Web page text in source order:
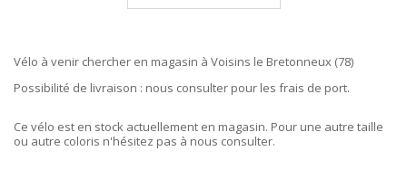
Vélo à venir chercher en magasin à Voisins le Bretonneux (78)
Possibilité de livraison : nous consulter pour les frais de port.
Ce vélo est en stock actuellement en magasin. Pour une autre taille
ou autre coloris n'hésitez pas à nous consulter.